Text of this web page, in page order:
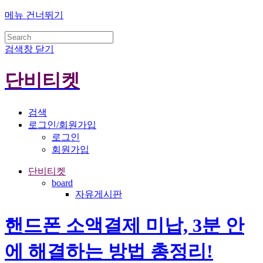
메뉴 건너뛰기
검색창 닫기
단비티켓
검색
로그인/회원가입
로그인
회원가입
단비티켓
board
자유게시판
핸드폰 소액결제 미납, 3분 안
에 해결하는 방법 총정리!